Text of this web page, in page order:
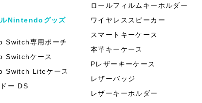
ルNintendoグッズ
Switch専用ポーチ
Switchケース
Switch Liteケース
ー DS
ロールフィルムキーホルダー
ワイヤレススピーカー
スマートキーケース
本革キーケース
Pレザーキーケース
レザーバッジ
レザーキーホルダー